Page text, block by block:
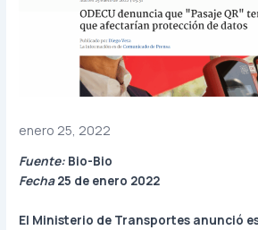
enero 25, 2022
Fuente: Bio-Bio
Fecha25 de enero 2022
El Ministerio de Transportes anunció